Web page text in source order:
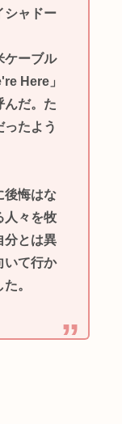
シャドー
ケーブル
Here」
んだ。た
ったよう
後悔はな
人々を牧
分とは異
いて行か
。